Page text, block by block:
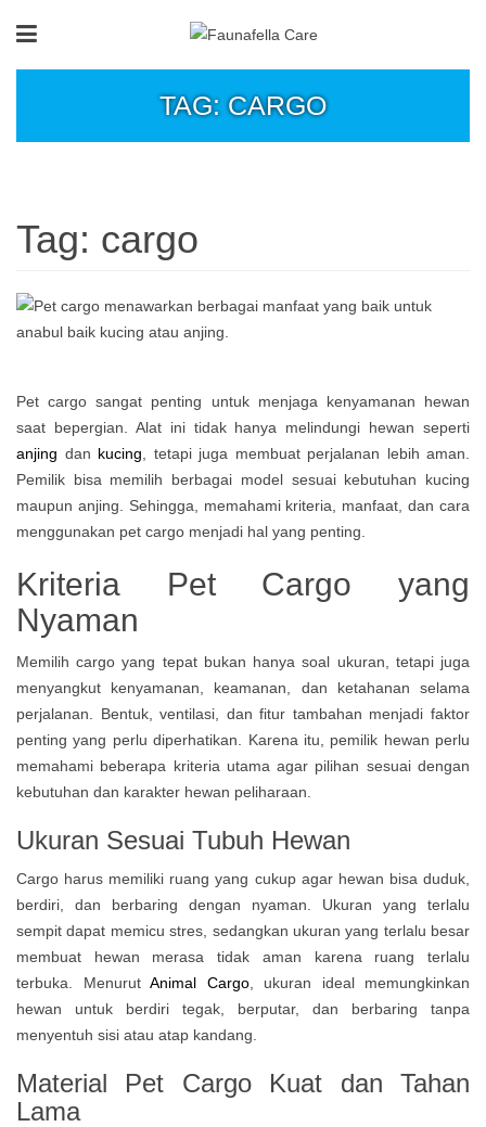
TAG: CARGO
Tag: cargo
Pet cargo sangat penting untuk menjaga kenyamanan hewan
saat bepergian. Alat ini tidak hanya melindungi hewan seperti
anjing dan kucing , tetapi juga membuat perjalanan lebih aman.
Pemilik bisa memilih berbagai model sesuai kebutuhan kucing
maupun anjing. Sehingga, memahami kriteria, manfaat, dan cara
menggunakan pet cargo menjadi hal yang penting.
Kriteria Pet Cargo yang
Nyaman
Memilih cargo yang tepat bukan hanya soal ukuran, tetapi juga
menyangkut kenyamanan, keamanan, dan ketahanan selama
perjalanan. Bentuk, ventilasi, dan fitur tambahan menjadi faktor
penting yang perlu diperhatikan. Karena itu, pemilik hewan perlu
memahami beberapa kriteria utama agar pilihan sesuai dengan
kebutuhan dan karakter hewan peliharaan.
Ukuran Sesuai Tubuh Hewan
Cargo harus memiliki ruang yang cukup agar hewan bisa duduk,
berdiri, dan berbaring dengan nyaman. Ukuran yang terlalu
sempit dapat memicu stres, sedangkan ukuran yang terlalu besar
membuat hewan merasa tidak aman karena ruang terlalu
terbuka. Menurut Animal Cargo, ukuran ideal memungkinkan
hewan untuk berdiri tegak, berputar, dan berbaring tanpa
menyentuh sisi atau atap kandang.
Material Pet Cargo Kuat dan Tahan
Lama